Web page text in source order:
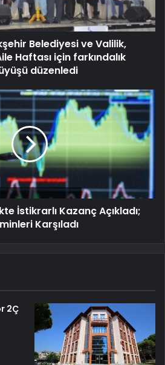
Belediyesi ve Valilik,
Haftası için farkındalık
düzenledi
İstikrarlı Kazanç Açıkladı;
Karşıladı
2Ç